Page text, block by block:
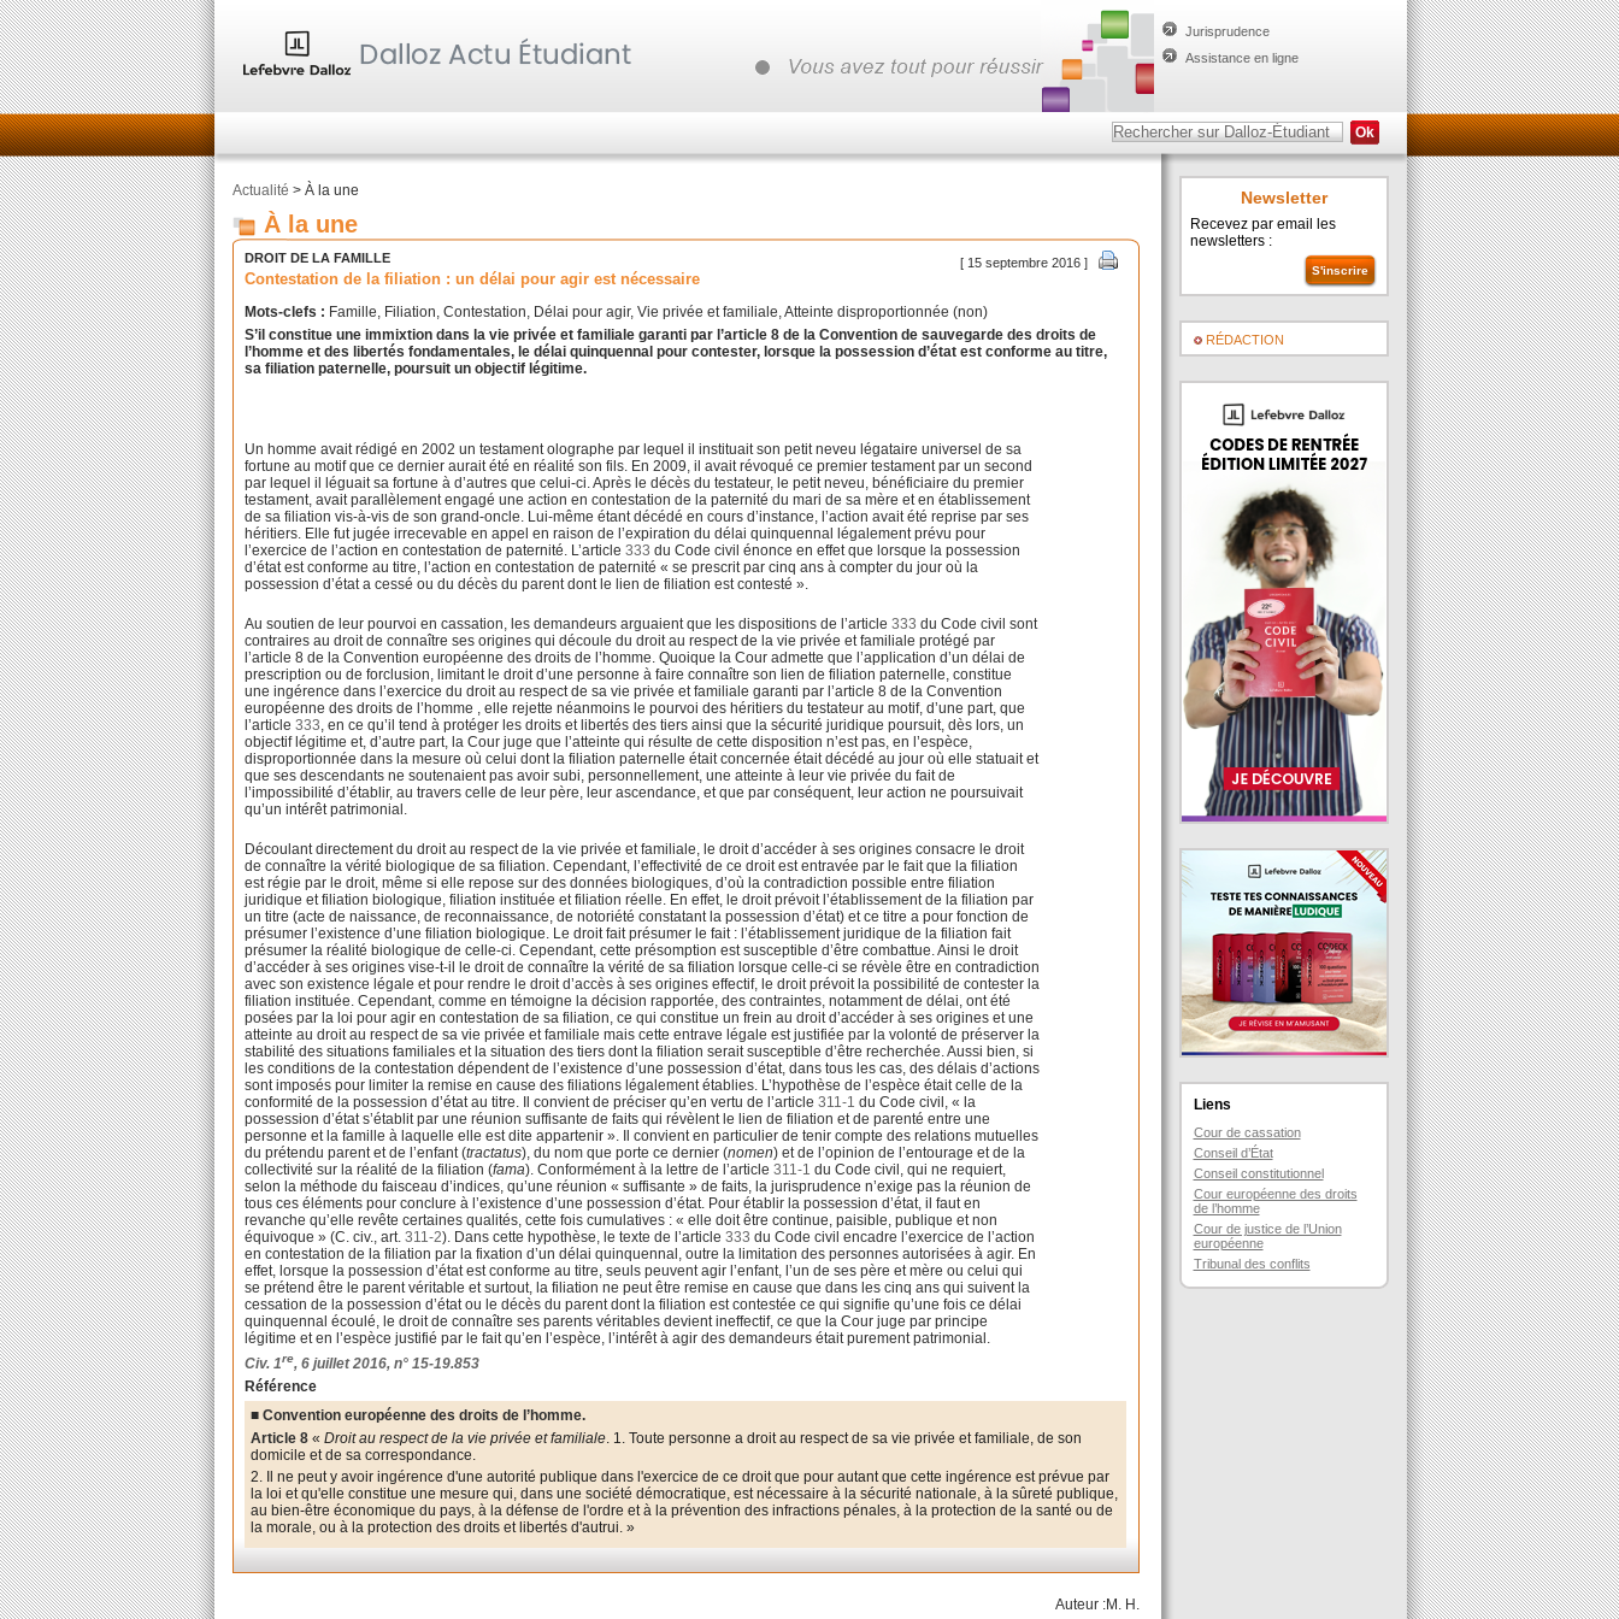
Jurisprudence
Assistance en ligne
Actualité > À la une
À la une
[ 15 septembre 2016 ]
DROIT DE LA FAMILLE
Contestation de la filiation : un délai pour agir est nécessaire
Mots-clefs : Famille, Filiation, Contestation, Délai pour agir, Vie privée et familiale, Atteinte disproportionnée (non)
S’il constitue une immixtion dans la vie privée et familiale garanti par l’article 8 de la Convention de sauvegarde des droits de
l’homme et des libertés fondamentales, le délai quinquennal pour contester, lorsque la possession d’état est conforme au titre,
sa filiation paternelle, poursuit un objectif légitime.
Un homme avait rédigé en 2002 un testament olographe par lequel il instituait son petit neveu légataire universel de sa
fortune au motif que ce dernier aurait été en réalité son fils. En 2009, il avait révoqué ce premier testament par un second
par lequel il léguait sa fortune à d’autres que celui-ci. Après le décès du testateur, le petit neveu, bénéficiaire du premier
testament, avait parallèlement engagé une action en contestation de la paternité du mari de sa mère et en établissement
de sa filiation vis-à-vis de son grand-oncle. Lui-même étant décédé en cours d’instance, l’action avait été reprise par ses
héritiers. Elle fut jugée irrecevable en appel en raison de l’expiration du délai quinquennal légalement prévu pour
l’exercice de l’action en contestation de paternité. L’article333 du Code civil énonce en effet que lorsque la possession
d’état est conforme au titre, l’action en contestation de paternité « se prescrit par cinq ans à compter du jour où la
possession d’état a cessé ou du décès du parent dont le lien de filiation est contesté ».
Au soutien de leur pourvoi en cassation, les demandeurs arguaient que les dispositions de l’article333 du Code civil sont
contraires au droit de connaître ses origines qui découle du droit au respect de la vie privée et familiale protégé par
l’article 8 de la Convention européenne des droits de l’homme. Quoique la Cour admette que l’application d’un délai de
prescription ou de forclusion, limitant le droit d’une personne à faire connaître son lien de filiation paternelle, constitue
une ingérence dans l’exercice du droit au respect de sa vie privée et familiale garanti par l’article 8 de la Convention
européenne des droits de l’homme , elle rejette néanmoins le pourvoi des héritiers du testateur au motif, d’une part, que
l’article333 , en ce qu’il tend à protéger les droits et libertés des tiers ainsi que la sécurité juridique poursuit, dès lors, un
objectif légitime et, d’autre part, la Cour juge que l’atteinte qui résulte de cette disposition n’est pas, en l’espèce,
disproportionnée dans la mesure où celui dont la filiation paternelle était concernée était décédé au jour où elle statuait et
que ses descendants ne soutenaient pas avoir subi, personnellement, une atteinte à leur vie privée du fait de
l’impossibilité d’établir, au travers celle de leur père, leur ascendance, et que par conséquent, leur action ne poursuivait
qu’un intérêt patrimonial.
Découlant directement du droit au respect de la vie privée et familiale, le droit d’accéder à ses origines consacre le droit
de connaître la vérité biologique de sa filiation. Cependant, l’effectivité de ce droit est entravée par le fait que la filiation
est régie par le droit, même si elle repose sur des données biologiques, d’où la contradiction possible entre filiation
juridique et filiation biologique, filiation instituée et filiation réelle. En effet, le droit prévoit l’établissement de la filiation par
un titre (acte de naissance, de reconnaissance, de notoriété constatant la possession d’état) et ce titre a pour fonction de
présumer l’existence d’une filiation biologique. Le droit fait présumer le fait : l’établissement juridique de la filiation fait
présumer la réalité biologique de celle-ci. Cependant, cette présomption est susceptible d’être combattue. Ainsi le droit
d’accéder à ses origines vise-t-il le droit de connaître la vérité de sa filiation lorsque celle-ci se révèle être en contradiction
avec son existence légale et pour rendre le droit d’accès à ses origines effectif, le droit prévoit la possibilité de contester la
filiation instituée. Cependant, comme en témoigne la décision rapportée, des contraintes, notamment de délai, ont été
posées par la loi pour agir en contestation de sa filiation, ce qui constitue un frein au droit d’accéder à ses origines et une
atteinte au droit au respect de sa vie privée et familiale mais cette entrave légale est justifiée par la volonté de préserver la
stabilité des situations familiales et la situation des tiers dont la filiation serait susceptible d’être recherchée. Aussi bien, si
les conditions de la contestation dépendent de l’existence d’une possession d’état, dans tous les cas, des délais d’actions
sont imposés pour limiter la remise en cause des filiations légalement établies. L’hypothèse de l’espèce était celle de la
conformité de la possession d’état au titre. Il convient de préciser qu’en vertu de l’article311-1 du Code civil, « la
possession d’état s’établit par une réunion suffisante de faits qui révèlent le lien de filiation et de parenté entre une
personne et la famille à laquelle elle est dite appartenir ». Il convient en particulier de tenir compte des relations mutuelles
du prétendu parent et de l’enfant (tractatus), du nom que porte ce dernier (nomen) et de l’opinion de l’entourage et de la
collectivité sur la réalité de la filiation (fama). Conformément à la lettre de l’article311-1 du Code civil, qui ne requiert,
selon la méthode du faisceau d’indices, qu’une réunion « suffisante » de faits, la jurisprudence n’exige pas la réunion de
tous ces éléments pour conclure à l’existence d’une possession d’état. Pour établir la possession d’état, il faut en
revanche qu’elle revête certaines qualités, cette fois cumulatives : « elle doit être continue, paisible, publique et non
équivoque » (C. civ., art.311-2). Dans cette hypothèse, le texte de l’article333 du Code civil encadre l’exercice de l’action
en contestation de la filiation par la fixation d’un délai quinquennal, outre la limitation des personnes autorisées à agir. En
effet, lorsque la possession d’état est conforme au titre, seuls peuvent agir l’enfant, l’un de ses père et mère ou celui qui
se prétend être le parent véritable et surtout, la filiation ne peut être remise en cause que dans les cinq ans qui suivent la
cessation de la possession d’état ou le décès du parent dont la filiation est contestée ce qui signifie qu’une fois ce délai
quinquennal écoulé, le droit de connaître ses parents véritables devient ineffectif, ce que la Cour juge par principe
légitime et en l’espèce justifié par le fait qu’en l’espèce, l’intérêt à agir des demandeurs était purement patrimonial.
Civ. 1re, 6 juillet 2016, n° 15-19.853
Référence
■ Convention européenne des droits de l’homme.
Article 8«Droit au respect de la vie privée et familiale . 1. Toute personne a droit au respect de sa vie privée et familiale, de son
domicile et de sa correspondance.
2. Il ne peut y avoir ingérence d'une autorité publique dans l'exercice de ce droit que pour autant que cette ingérence est prévue par
la loi et qu'elle constitue une mesure qui, dans une société démocratique, est nécessaire à la sécurité nationale, à la sûreté publique,
au bien-être économique du pays, à la défense de l'ordre et à la prévention des infractions pénales, à la protection de la santé ou de
la morale, ou à la protection des droits et libertés d'autrui. »
Auteur :M. H.
Newsletter
Recevez par email les
newsletters :
RÉDACTION
Liens
Cour de cassation
Conseil d’État
Conseil constitutionnel
Cour européenne des droits
de l’homme
Cour de justice de l’Union
européenne
Tribunal des conflits